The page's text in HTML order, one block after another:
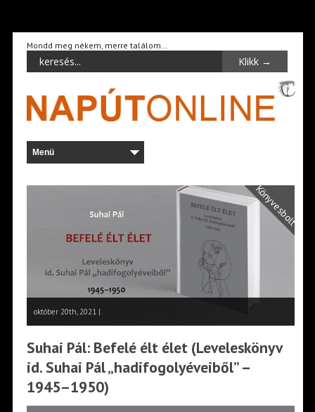
Mondd meg nékem, merre találom…
Könyvesbolt
október 20th, 2021 |
Suhai Pál: Befelé élt élet (Leveleskönyv
id. Suhai Pál „hadifogolyéveiből” –
1945–1950)